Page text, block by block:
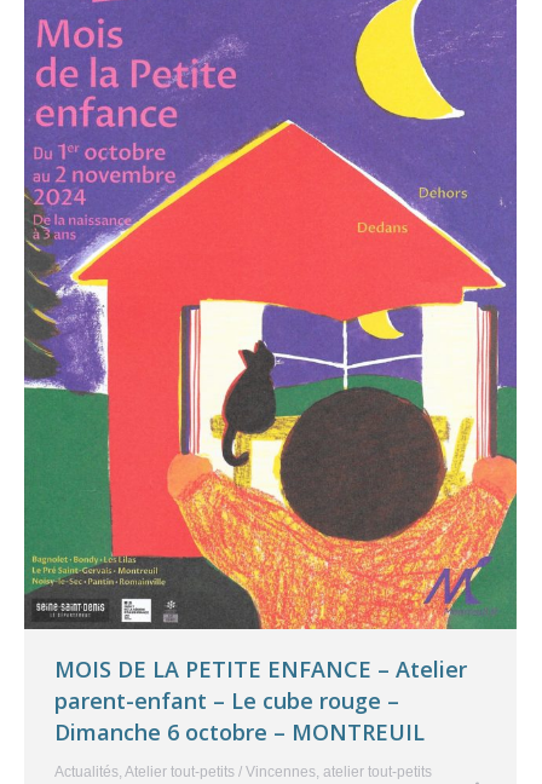
MOIS DE LA PETITE ENFANCE – Atelier
parent-enfant – Le cube rouge –
Dimanche 6 octobre – MONTREUIL
Actualités, Atelier tout-petits / Vincennes, atelier tout-petits